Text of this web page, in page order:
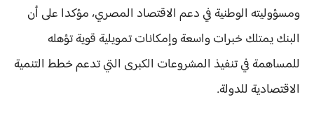
ومسؤوليته الوطنية في دعم الاقتصاد المصري، مؤكدا على أن
البنك يمتلك خبرات واسعة وإمكانات تمويلية قوية تؤهله
للمساهمة في تنفيذ المشروعات الكبرى التي تدعم خطط التنمية
الاقتصادية للدولة.